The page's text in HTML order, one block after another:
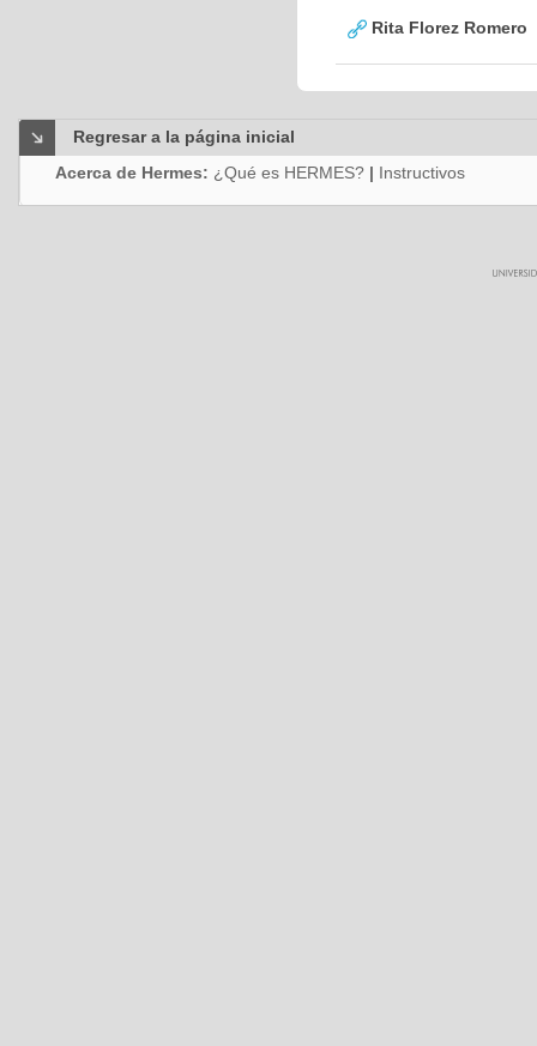
Rita Florez Romero
Regresar a la página inicial
Acerca de Hermes: ¿Qué es HERMES? | Instructivos